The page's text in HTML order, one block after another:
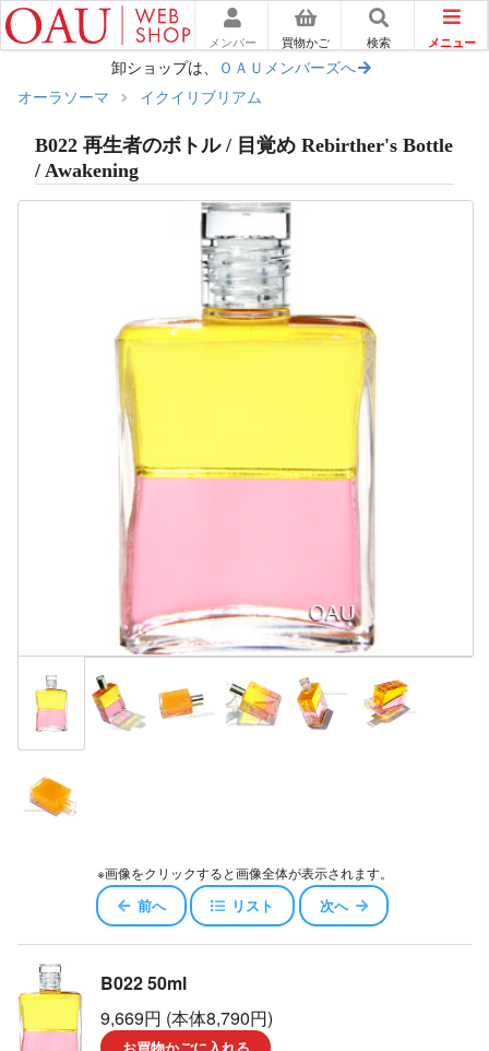
メンバー 買物かご 検索 メニュー
卸ショップは、
ＯＡＵメンバーズへ
オーラソーマ
イクイリブリアム
B022 再生者のボトル / 目覚め Rebirther's Bottle
/ Awakening
※画像をクリックすると画像全体が表示されます。
前へ リスト 次へ
B022 50ml
9,669円 (本体8,790円)